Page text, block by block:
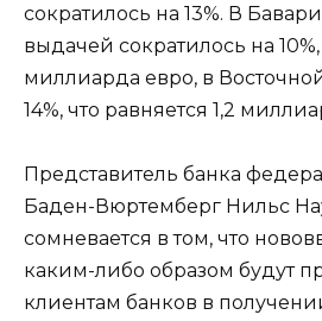
сократилось на 13%. В
выдачей сократилось на 10%,
миллиарда евро, в
14%, что равняется 1,2
Представитель банка
Баден-Вюртемберг Нильс
сомневается в том, что
каким-либо образом будут
клиентам банков в